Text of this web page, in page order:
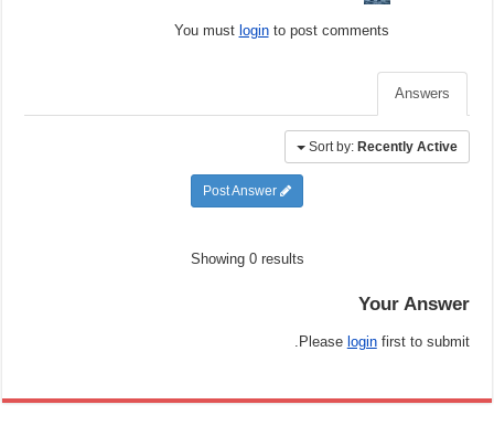
You must loginto post comments
Answers
Sort by: Recently Active
Showing 0 results
Your Answer
Please loginfirst to submit.